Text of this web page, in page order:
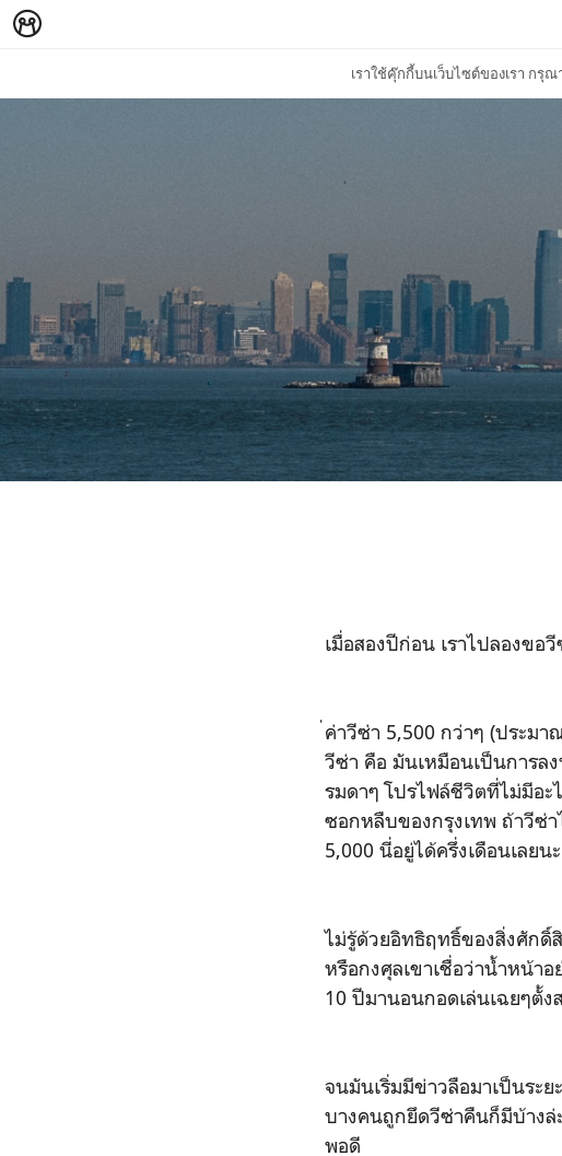
เราใช้คุ๊กกี้บนเว็บไซต์ของเรา กรุ
เมื่อสองปีก่อน เราไปลองขอวี
ค่าวีซ่า 5,500 กว่าๆ (ประม
วีซ่า คือ มันเหมือนเป็นการล
รมดาๆ โปรไฟล์ชีวิตที่ไม่มีอะ
ซอกหลืบของกรุงเทพ ถ้าวีซ่า
5,000 นี่อยู่ได้ครึ่งเดือนเลยน
ไม่รู้ด้วยอิทธิฤทธิ์ของสิ่งศัก
หรือกงศุลเขาเชื่อว่าน้ำหน้า
10 ปีมานอนกอดเล่นเฉยๆตั้ง
จนมันเริ่มมีข่าวลือมาเป็นระ
บางคนถูกยึดวีซ่าคืนก็มีบ้างล่ะ
พอดี